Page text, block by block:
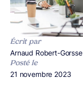
Écrit par
Publié par
Arnaud Robert-Gorsse
Posté le
Publié le
21 novembre 2023